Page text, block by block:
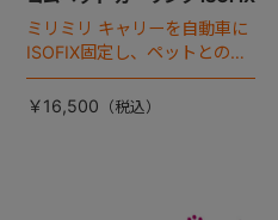
ミリミリ キャリーを自動車に
ISOFIX固定し、ペットとの車
移動をカンタン・快適に！
￥16,500